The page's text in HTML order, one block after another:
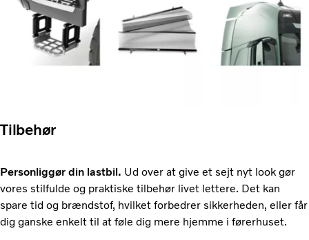
Tilbehør
Personliggør din lastbil. Ud over at give et sejt nyt look gør
vores stilfulde og praktiske tilbehør livet lettere. Det kan
spare tid og brændstof, hvilket forbedrer sikkerheden, eller får
dig ganske enkelt til at føle dig mere hjemme i førerhuset.